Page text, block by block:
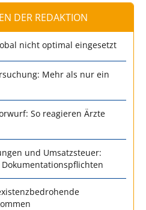
DER REDAKTION
nicht optimal eingesetzt
Mehr als nur ein
So reagieren Ärzte
und Umsatzsteuer: